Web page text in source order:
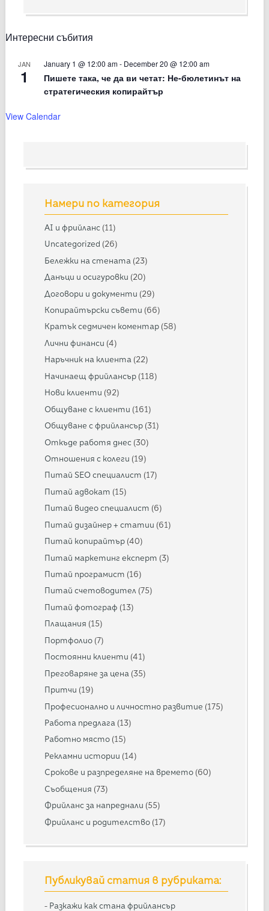
Интересни събития
JAN
1
January 1 @ 12:00 am- December 20 @ 12:00 am
Пишете така, че да ви четат: Не-бюлетинът на
стратегическия копирайтър
View Calendar
Намери по категория
AI и фрийланс (11)
Uncategorized (26)
Бележки на стената (23)
Данъци и осигуровки (20)
Договори и документи (29)
Копирайтърски съвети (66)
Кратък седмичен коментар (58)
Лични финанси (4)
Наръчник на клиента (22)
Начинаещ фрийлансър (118)
Нови клиенти (92)
Общуване с клиенти (161)
Общуване с фрийлансър (31)
Откъде работя днес (30)
Отношения с колеги (19)
Питай SEO специалист (17)
Питай адвокат (15)
Питай видео специалист (6)
Питай дизайнер + статии (61)
Питай копирайтър (40)
Питай маркетинг експерт (3)
Питай програмист (16)
Питай счетоводител (75)
Питай фотограф (13)
Плащания (15)
Портфолио (7)
Постоянни клиенти (41)
Преговаряне за цена (35)
Притчи (19)
Професионално и личностно развитие (175)
Работа предлага (13)
Работно място (15)
Рекламни истории (14)
Срокове и разпределяне на времето (60)
Съобщения (73)
Фрийланс за напреднали (55)
Фрийланс и родителство (17)
Публикувай статия в рубриката:
- Разкажи как стана фрийлансър